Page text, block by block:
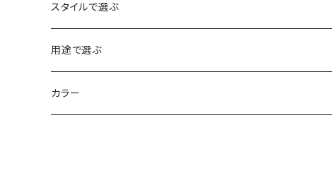
スタイルで選ぶ
花束
アレンジ
用途で選ぶ
誕生日
カラー